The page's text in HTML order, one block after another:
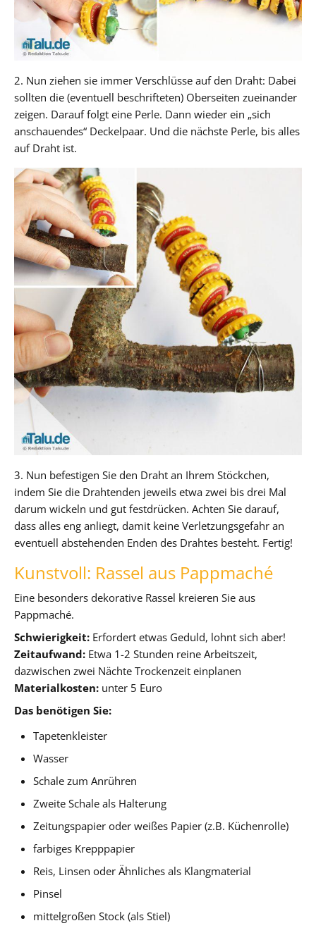
2. Nun ziehen sie immer Verschlüsse auf den Draht: Dabei
sollten die (eventuell beschrifteten) Oberseiten zueinander
zeigen. Darauf folgt eine Perle. Dann wieder ein „sich
anschauendes“ Deckelpaar. Und die nächste Perle, bis alles
auf Draht ist.
3. Nun befestigen Sie den Draht an Ihrem Stöckchen,
indem Sie die Drahtenden jeweils etwa zwei bis drei Mal
darum wickeln und gut festdrücken. Achten Sie darauf,
dass alles eng anliegt, damit keine Verletzungsgefahr an
eventuell abstehenden Enden des Drahtes besteht. Fertig!
Kunstvoll: Rassel aus Pappmaché
Eine besonders dekorative Rassel kreieren Sie aus
Pappmaché.
Schwierigkeit: Erfordert etwas Geduld, lohnt sich aber!
Zeitaufwand: Etwa 1-2 Stunden reine Arbeitszeit,
dazwischen zwei Nächte Trockenzeit einplanen
Materialkosten: unter 5 Euro
Das benötigen Sie:
Tapetenkleister
Wasser
Schale zum Anrühren
Zweite Schale als Halterung
Zeitungspapier oder weißes Papier (z.B. Küchenrolle)
farbiges Krepppapier
Reis, Linsen oder Ähnliches als Klangmaterial
Pinsel
mittelgroßen Stock (als Stiel)